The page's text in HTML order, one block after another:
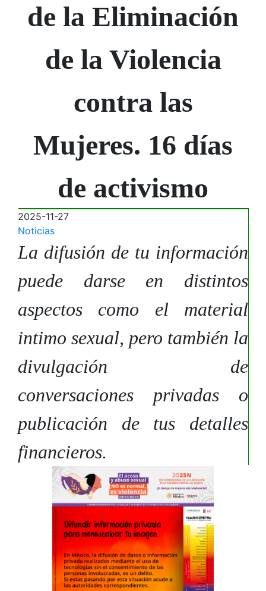
de la Eliminación
de la Violencia
contra las
Mujeres. 16 días
de activismo
2025-11-27
Noticias
La difusión de tu información
puede darse en distintos
aspectos como el material
intimo sexual, pero también la
divulgación de
conversaciones privadas o
publicación de tus detalles
financieros.